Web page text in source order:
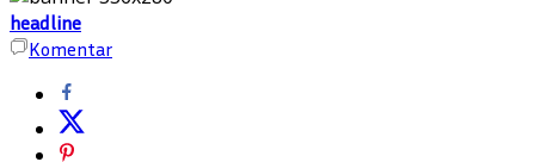
headline
Komentar